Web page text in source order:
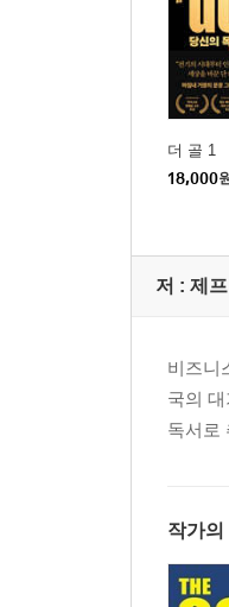
더 골 1
18,000
저 : 제
비즈니
국의
독서로
작가의